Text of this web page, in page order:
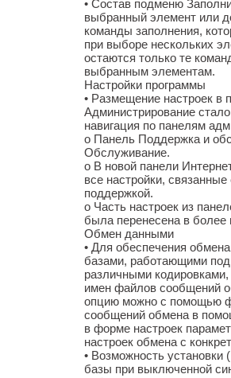
• Состав подменю
выбранный элемент или
команды заполнения,
при выборе нескольких
остаются только те
выбранным элементам.
Настройки программы
• Размещение настроек в
Администрирование
навигация по панелям
o Панель Поддержка и
Обслуживание.
o В новой панели
все настройки,
поддержкой.
o Часть настроек из
была перенесена в
Обмен данными
• Для обеспечения
базами, работающими
различными
имен файлов сообщений
опцию можно с помощью
сообщений обмена в
в форме настроек
настроек обмена с
• Возможность
базы при выключенной